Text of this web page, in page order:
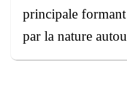
principale formant
par la nature